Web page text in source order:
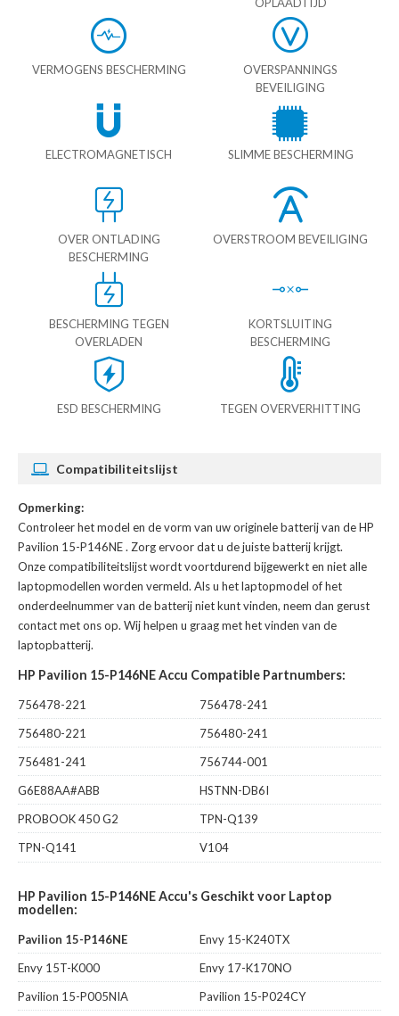
VERMOGENS BESCHERMING
OVERSPANNINGS
BEVEILIGING
ELECTROMAGNETISCH SLIMME BESCHERMING
OVER ONTLADING
BESCHERMING
OVERSTROOM BEVEILIGING
BESCHERMING TEGEN
OVERLADEN
KORTSLUITING
BESCHERMING
ESD BESCHERMING TEGEN OVERVERHITTING
Compatibiliteitslijst
Opmerking:
Controleer het model en de vorm van uw originele batterij van de HP
Pavilion 15-P146NE. Zorg ervoor dat u de juiste batterij krijgt.
Onze compatibiliteitslijst wordt voortdurend bijgewerkt en niet alle
laptopmodellen worden vermeld. Als u het laptopmodel of het
onderdeelnummer van de batterij niet kunt vinden, neem dan gerust
contact met ons op. Wij helpen u graag met het vinden van de
laptopbatterij.
HP Pavilion 15-P146NE Accu Compatible Partnumbers:
756478-221
756478-241
756480-221
756480-241
756481-241
756744-001
G6E88AA#ABB
HSTNN-DB6I
PROBOOK 450 G2
TPN-Q139
TPN-Q141
V104
HP Pavilion 15-P146NE Accu's Geschikt voor Laptop
modellen:
Pavilion 15-P146NE
Envy 15-K240TX
Envy 15T-K000
Envy 17-K170NO
Pavilion 15-P005NIA
Pavilion 15-P024CY